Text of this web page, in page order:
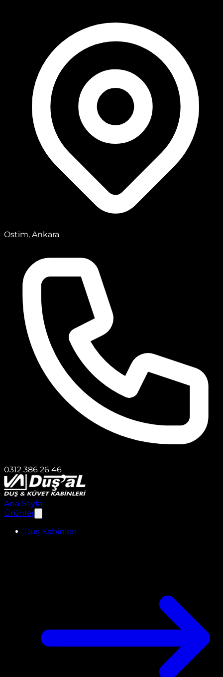
Ostim, Ankara
0312 386 26 46
Ana Sayfa
Ürünler
Duş Kabinleri